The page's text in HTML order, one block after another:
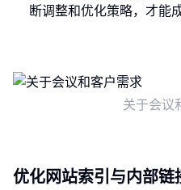
断调整和优化策略，才能
关于会议
优化网站索引与内部链